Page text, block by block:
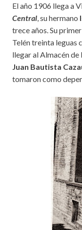
El año 1906 llega a
Central , su hermano
trece años. Su
Telén treinta leguas
llegar al Almacén de
Juan Bautista
tomaron como